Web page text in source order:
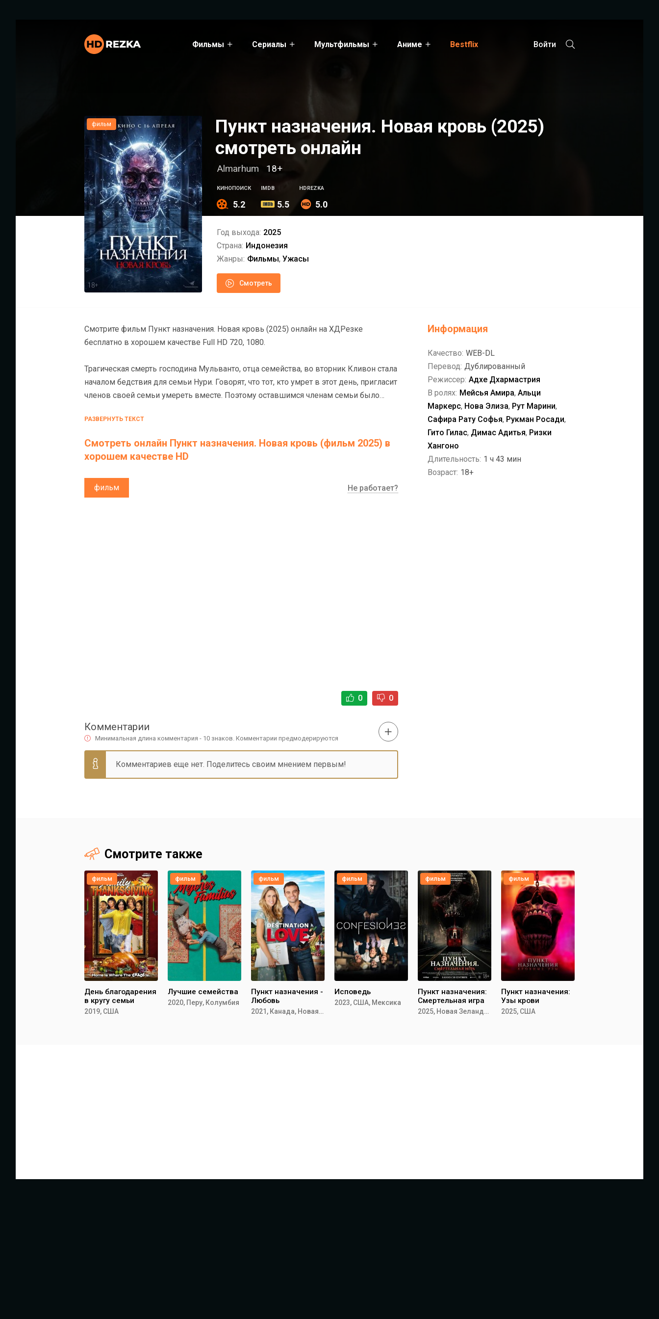
Фильмы Сериалы Мультфильмы Аниме Bestflix Войти
Пункт назначения. Новая кровь (2025)
смотреть онлайн
фильм
Almarhum 18+
КИНОПОИСК
5.2
IMDB
5.5
HDREZKA
5.0
Год выхода: 2025
Страна: Индонезия
Жанры: Фильмы, Ужасы
Смотреть
Смотрите фильм Пункт назначения. Новая кровь (2025) онлайн на ХДРезке
бесплатно в хорошем качестве Full HD 720, 1080.
Трагическая смерть господина Мульванто, отца семейства, во вторник Кливон стала
началом бедствия для семьи Нури. Говорят, что тот, кто умрет в этот день, пригласит
членов своей семьи умереть вместе. Поэтому оставшимся членам семьи было
РАЗВЕРНУТЬ ТЕКСТ
Смотреть онлайн Пункт назначения. Новая кровь (фильм 2025) в
хорошем качестве HD
фильм Не работает?
0 0
Комментарии
Минимальная длина комментария - 10 знаков. Комментарии предмодерируются
Комментариев еще нет. Поделитесь своим мнением первым!
Информация
Качество: WEB-DL
Перевод: Дублированный
Режиссер: Адхе Дхармастрия
В ролях: Мейсья Амира, Альци
Маркерс, Нова Элиза, Рут Марини,
Сафира Рату Софья, Рукман Росади,
Гито Гилас, Димас Адитья, Ризки
Хангоно
Длительность: 1 ч 43 мин
Возраст: 18+
Смотрите также
фильм
День благодарения
в кругу семьи
2019, США
фильм
Лучшие семейства
2020, Перу, Колумбия
фильм
Пункт назначения -
Любовь
2021, Канада, Новая Зеландия
фильм
Исповедь
2023, США, Мексика
фильм
Пункт назначения:
Смертельная игра
2025, Новая Зеландия, Парагвай
фильм
Пункт назначения:
Узы крови
2025, США